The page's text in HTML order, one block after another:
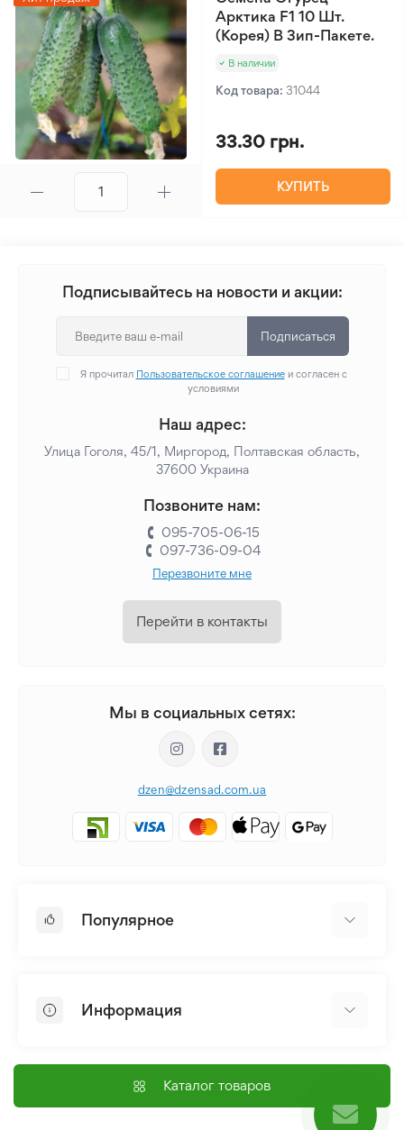
Арктика F1 10 Шт.
(Корея) В Зип-Пакете.
В наличии
Код товара: 31044
33.30 грн.
КУПИТЬ
Подписывайтесь на новости и акции:
Подписаться
Я прочитал Пользовательское соглашениеи согласен с
условиями
Наш адрес:
Улица Гоголя, 45/1, Миргород, Полтавская область,
37600 Украина
Позвоните нам:
095-705-06-15
097-736-09-04
Перезвоните мне
Перейти в контакты
Мы в социальных сетях:
dzen@dzensad.com.ua
Популярное
Лилия
Семена
Информация
Доставка и оплата
Контакты
Каталог товаров